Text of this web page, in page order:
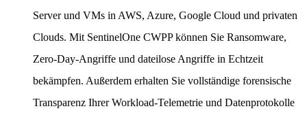
Server und VMs in AWS, Azure, Google Cloud und privaten
Clouds. Mit SentinelOne CWPP können Sie Ransomware,
Zero-Day-Angriffe und dateilose Angriffe in Echtzeit
bekämpfen. Außerdem erhalten Sie vollständige forensische
Transparenz Ihrer Workload-Telemetrie und Datenprotokolle